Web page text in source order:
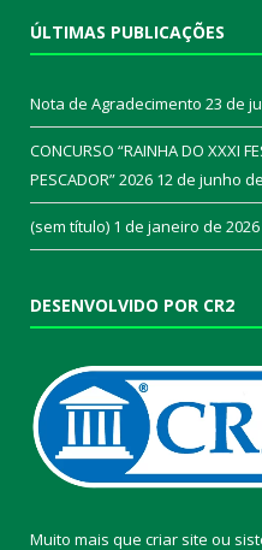
ÚLTIMAS PUBLICAÇÕES
Nota de Agradecimento 23 de
CONCURSO “RAINHA DO XXXI
PESCADOR” 2026 12 de junho
(sem título) 1 de janeiro de 2026
DESENVOLVIDO POR CR2
Muito mais que criar site ou